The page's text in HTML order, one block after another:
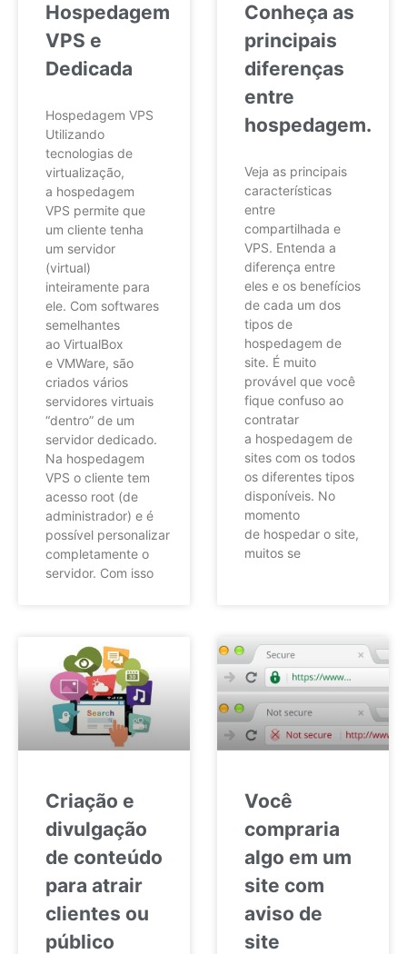
Hospedagem
VPS e
Dedicada
Hospedagem VPS
Utilizando
tecnologias de
virtualização,
a hospedagem
VPS permite que
um cliente tenha
um servidor
(virtual)
inteiramente para
ele. Com softwares
semelhantes
ao VirtualBox
e VMWare, são
criados vários
servidores virtuais
“dentro” de um
servidor dedicado.
Na hospedagem
VPS o cliente tem
acesso root (de
administrador) e é
possível personalizar
completamente o
servidor. Com isso
Conheça as
principais
diferenças
entre
hospedagem.
Veja as principais
características
entre
compartilhada e
VPS. Entenda a
diferença entre
eles e os benefícios
de cada um dos
tipos de
hospedagem de
site. É muito
provável que você
fique confuso ao
contratar
a hospedagem de
sites com os todos
os diferentes tipos
disponíveis. No
momento
de hospedar o site,
muitos se
Criação e
divulgação
de conteúdo
para atrair
clientes ou
público
Você
compraria
algo em um
site com
aviso de
site